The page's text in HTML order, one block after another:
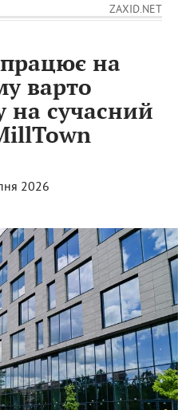
ZAXID.NET
на
варто
на сучасний
2026